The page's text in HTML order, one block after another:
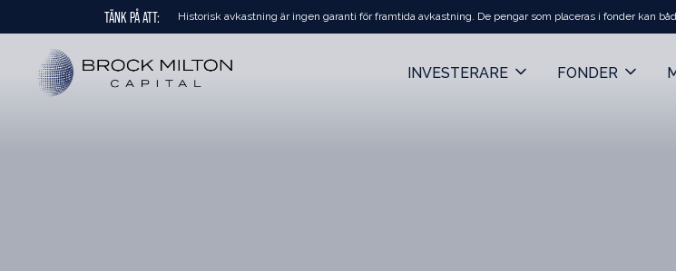
TÄNK PÅ ATT: Historisk avkastning är ingen garanti för framtida avkastning. De pengar som placeras i fonder kan
INVESTERARE FONDER